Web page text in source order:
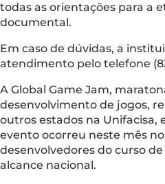
todas as orientações para a
documental.
Em caso de dúvidas, a
atendimento pelo telefone
A Global Game Jam,
desenvolvimento de jogos,
outros estados na Unifacisa,
evento ocorreu neste mês
desenvolvedores do curso
alcance nacional.